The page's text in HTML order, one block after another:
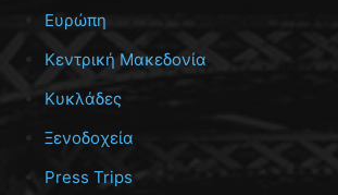
Ευρώπη
Κεντρική Μακεδονία
Κυκλάδες
Ξενοδοχεία
Press Trips